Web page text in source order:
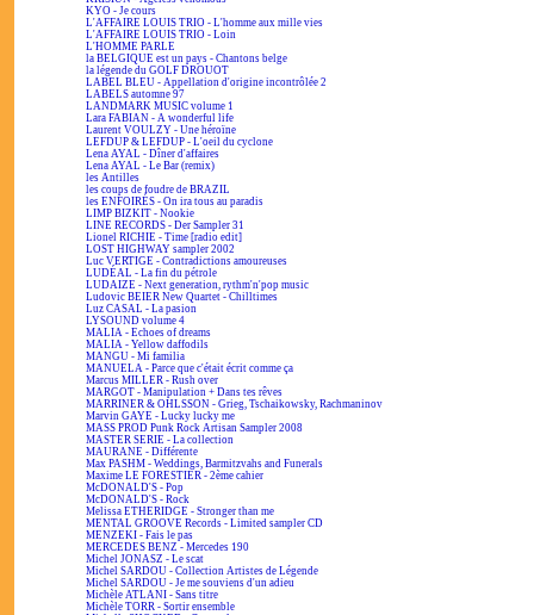
KYO - Je cours
L'AFFAIRE LOUIS TRIO - L'homme aux mille vies
L'AFFAIRE LOUIS TRIO - Loin
L'HOMME PARLE
la BELGIQUE est un pays - Chantons belge
la légende du GOLF DROUOT
LABEL BLEU - Appellation d'origine incontrôlée 2
LABELS automne 97
LANDMARK MUSIC volume 1
Lara FABIAN - A wonderful life
Laurent VOULZY - Une héroïne
LEFDUP & LEFDUP - L'oeil du cyclone
Lena AYAL - Dîner d'affaires
Lena AYAL - Le Bar (remix)
les Antilles
les coups de foudre de BRAZIL
les ENFOIRÉS - On ira tous au paradis
LIMP BIZKIT - Nookie
LINE RECORDS - Der Sampler 31
Lionel RICHIE - Time [radio edit]
LOST HIGHWAY sampler 2002
Luc VERTIGE - Contradictions amoureuses
LUDÉAL - La fin du pétrole
LUDAIZE - Next generation, rythm'n'pop music
Ludovic BEIER New Quartet - Chilltimes
Luz CASAL - La pasion
LYSOUND volume 4
MALIA - Echoes of dreams
MALIA - Yellow daffodils
MANGU - Mi familia
MANUELA - Parce que c'était écrit comme ça
Marcus MILLER - Rush over
MARGOT - Manipulation + Dans tes rêves
MARRINER & OHLSSON - Grieg, Tschaikowsky, Rachmaninov
Marvin GAYE - Lucky lucky me
MASS PROD Punk Rock Artisan Sampler 2008
MASTER SERIE - La collection
MAURANE - Différente
Max PASHM - Weddings, Barmitzvahs and Funerals
Maxime LE FORESTIER - 2ème cahier
McDONALD'S - Pop
McDONALD'S - Rock
Melissa ETHERIDGE - Stronger than me
MENTAL GROOVE Records - Limited sampler CD
MENZEKI - Fais le pas
MERCEDES BENZ - Mercedes 190
Michel JONASZ - Le scat
Michel SARDOU - Collection Artistes de Légende
Michel SARDOU - Je me souviens d'un adieu
Michèle ATLANI - Sans titre
Michèle TORR - Sortir ensemble